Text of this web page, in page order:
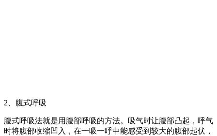
2、腹式呼吸
腹式呼吸法就是用腹部呼吸的方法。吸气时让腹部凸起，呼气
时将腹部收缩凹入，在一吸一呼中能感受到较大的腹部起伏，